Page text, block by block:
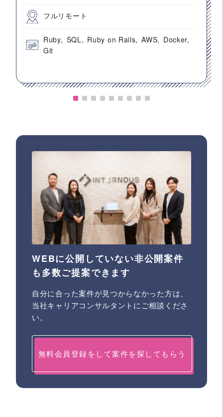
フルリモート
Ruby SQL Ruby on Rails AWS
Docker
Git
WEBに公開していない非公開案件
も多数ご提案できます
自分に合った案件が見つからなかった方は、
当社キャリアコンサルタントにご相談くださ
い。
無料会員登録をして案件を探してもらう